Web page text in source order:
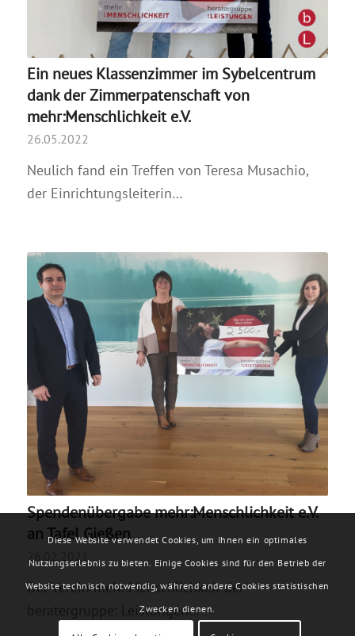
Ein neues Klassenzimmer im Sybelcentrum
dank der Zimmerpatenschaft von
mehr:Menschlichkeit e.V.
26.05.2022
Neulich fand ein Treffen von Teresa Musachio,
der Einrichtungsleiterin…
Spendenübergabe mehr:Menschlichkeit e.V.
an Tafel Gießen
Der Verein mehr:Menschlichkeit der
beratergruppe: Leistungen…
Diese Website verwendet Cookies, um Ihnen ein optimales
Nutzungserlebnis zu bieten. Einige Cookies sind für den Betrieb der
Website technisch notwendig, während andere Cookies statistischen
Zwecken dienen.